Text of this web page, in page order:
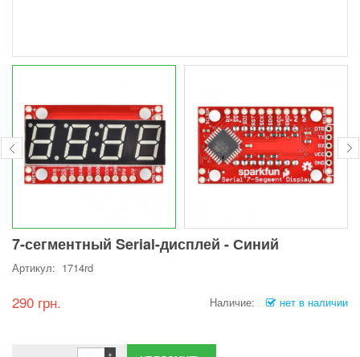
7-сегментный Serial-дисплей - Синий
Артикул: 1714rd
290 грн. Наличие: нет в наличии
+